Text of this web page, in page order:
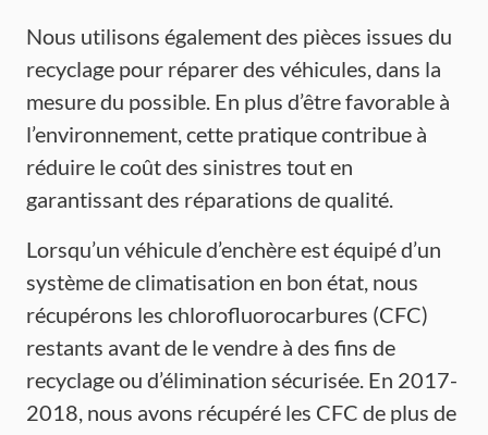
Nous utilisons également des pièces issues du
recyclage pour réparer des véhicules, dans la
mesure du possible. En plus d’être favorable à
l’environnement, cette pratique contribue à
réduire le coût des sinistres tout en
garantissant des réparations de qualité.
Lorsqu’un véhicule d’enchère est équipé d’un
système de climatisation en bon état, nous
récupérons les chlorofluorocarbures (CFC)
restants avant de le vendre à des fins de
recyclage ou d’élimination sécurisée. En 2017-
2018, nous avons récupéré les CFC de plus de